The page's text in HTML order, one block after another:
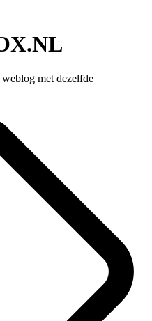
met dezelfde